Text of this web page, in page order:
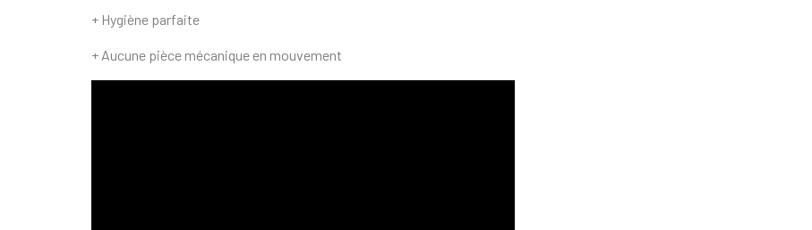
+ Hygiène parfaite
+ Aucune pièce mécanique en mouvement